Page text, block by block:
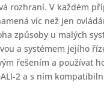
rozhraní. V každém
víc než jen
způsoby u malých
a systémem jejího
řešením a používat
2 a s ním